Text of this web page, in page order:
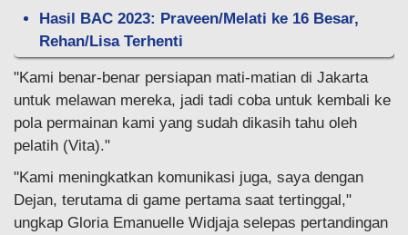
Hasil BAC 2023: Praveen/Melati ke 16 Besar,
Rehan/Lisa Terhenti
"Kami benar-benar persiapan mati-matian di Jakarta
untuk melawan mereka, jadi tadi coba untuk kembali ke
pola permainan kami yang sudah dikasih tahu oleh
pelatih (Vita)."
"Kami meningkatkan komunikasi juga, saya dengan
Dejan, terutama di game pertama saat tertinggal,"
ungkap Gloria Emanuelle Widjaja selepas pertandingan